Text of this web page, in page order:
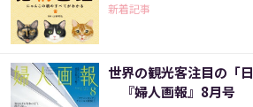
新着記事
世界の観光客注目の「
『婦人画報』8月号